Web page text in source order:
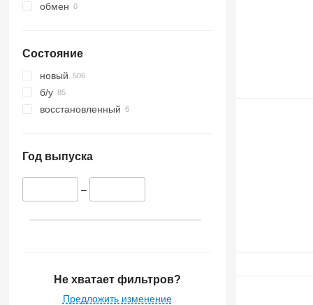
обмен
Состояние
новый
б/у
восстановленный
Год выпуска
–
Не хватает фильтров?
Предложить изменение